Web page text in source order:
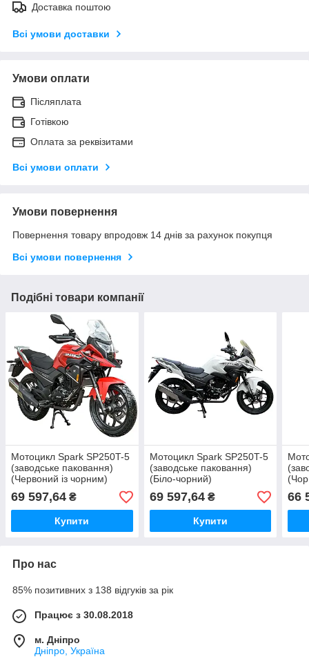
Доставка поштою
Всі умови доставки
Умови оплати
Післяплата
Готівкою
Оплата за реквізитами
Всі умови оплати
Умови повернення
Повернення товару впродовж 14 днів за рахунок покупця
Всі умови повернення
Подібні товари компанії
Мотоцикл Spark SP250T-5
(заводське паковання)
(Червоний із чорним)
69 597,64 ₴
Купити
Мотоцикл Spark SP250T-5
(заводське паковання)
(Біло-чорний)
69 597,64₴
Купити
66
Про нас
85% позитивних з 138 відгуків за рік
Працює з 30.08.2018
м. Дніпро
Дніпро, Україна